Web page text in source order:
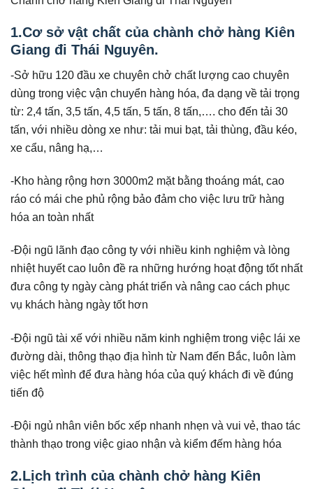
1.Cơ sở vật chất của chành chở hàng Kiên
Giang đi Thái Nguyên.
-Sở hữu 120 đầu xe chuyên chở chất lượng cao chuyên
dùng trong việc vận chuyển hàng hóa, đa dạng về tải trọng
từ: 2,4 tấn, 3,5 tấn, 4,5 tấn, 5 tấn, 8 tấn,…. cho đến tải 30
tấn, với nhiều dòng xe như: tải mui bạt, tải thùng, đầu kéo,
xe cẩu, nâng hạ,…
-Kho hàng rộng hơn 3000m2 mặt bằng thoáng mát, cao
ráo có mái che phủ rộng bảo đảm cho việc lưu trữ hàng
hóa an toàn nhất
-Đội ngũ lãnh đạo công ty với nhiều kinh nghiệm và lòng
nhiệt huyết cao luôn đề ra những hướng hoạt động tốt nhất
đưa công ty ngày càng phát triển và nâng cao cách phục
vụ khách hàng ngày tốt hơn
-Đội ngũ tài xế với nhiều năm kinh nghiệm trong việc lái xe
đường dài, thông thạo địa hình từ Nam đến Bắc, luôn làm
việc hết mình để đưa hàng hóa của quý khách đi về đúng
tiến độ
-Đội ngủ nhân viên bốc xếp nhanh nhẹn và vui vẻ, thao tác
thành thạo trong việc giao nhận và kiểm đếm hàng hóa
2.Lịch trình của chành chở hàng Kiên